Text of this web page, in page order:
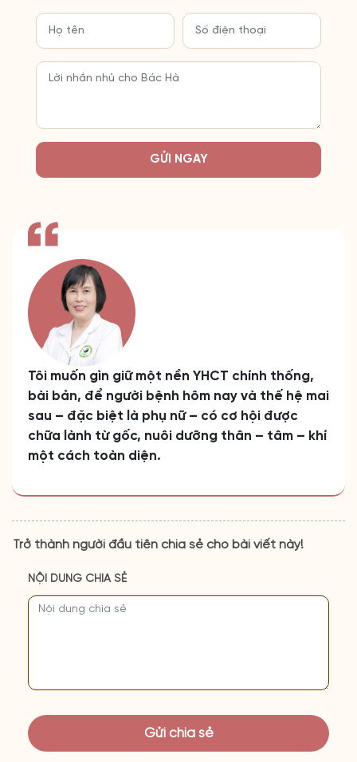
GỬI NGAY
Tôi muốn gìn giữ một nền YHCT chính thống,
bài bản, để người bệnh hôm nay và thế hệ mai
sau – đặc biệt là phụ nữ – có cơ hội được
chữa lành từ gốc, nuôi dưỡng thân – tâm – khí
một cách toàn diện.
Trở thành người đầu tiên chia sẻ cho bài viết này!
NỘI DUNG CHIA SẺ